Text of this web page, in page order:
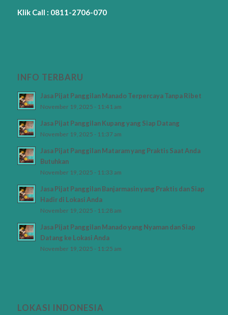
Klik Call : 0811-2706-070
INFO TERBARU
Jasa Pijat Panggilan Manado Terpercaya Tanpa Ribet
November 19, 2025 - 11:41 am
Jasa Pijat Panggilan Kupang yang Siap Datang
November 19, 2025 - 11:37 am
Jasa Pijat Panggilan Mataram yang Praktis Saat Anda
Butuhkan
November 19, 2025 - 11:33 am
Jasa Pijat Panggilan Banjarmasin yang Praktis dan Siap
Hadir di Lokasi Anda
November 19, 2025 - 11:28 am
Jasa Pijat Panggilan Manado yang Nyaman dan Siap
Datang ke Lokasi Anda
November 19, 2025 - 11:25 am
LOKASI INDONESIA